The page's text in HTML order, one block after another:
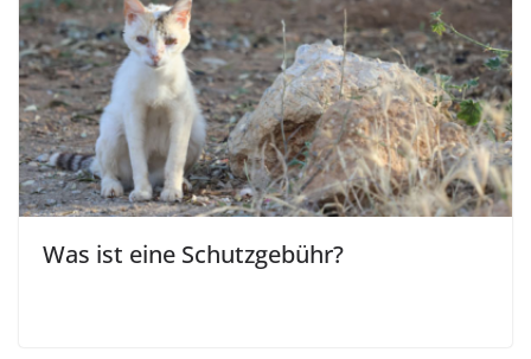
Was ist eine Schutzgebühr?